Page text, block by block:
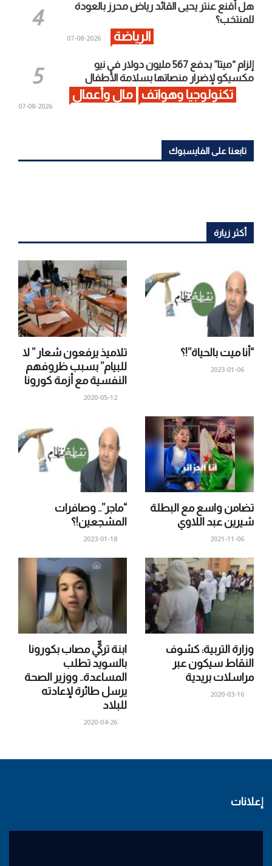
هل أقنع عنتر يحيى القائد رياض محرز بالعودة
للمنتخب؟
الرياضة 2026-08-07
إلزام “ميتا” بدفع 567 مليون دولار في نيو
مكسيكو لإضرار منصاتها بسلامة الأطفال
تكنولوجيا وهواتف مال وأعمال
2026-08-07
تابعنا على الفايسبوك
أكثر زيارة
تلاميذ يرفعون شعار ” لا
للبيام” بسبب ظروفهم
النفسية مع أزمة كورونا
2020-05-12
“أنا ميت بالحياة”!؟
2023-01-06
“ماجر”.. وصافرات
المشجعين!؟
2023-01-18
تضامن واسع مع البطلة
شيرين عبد اللاوي
2021-11-06
ابنة تركيٍّ مصاب بكورونا
بالسويد تطلب
المساعدة.. ووزير الصحة
يرسل طائرة لإعادته
للبلاد
2020-04-26
وزارة التربية: كشوف
النقاط سيكون عبر
مراسلات بريدية
2020-03-16
إعلانات